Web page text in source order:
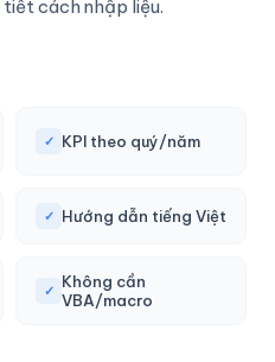
cách nhập liệu.
✓ KPI theo quý/năm
✓ Hướng dẫn tiếng Việt
✓ Không cần
VBA/macro